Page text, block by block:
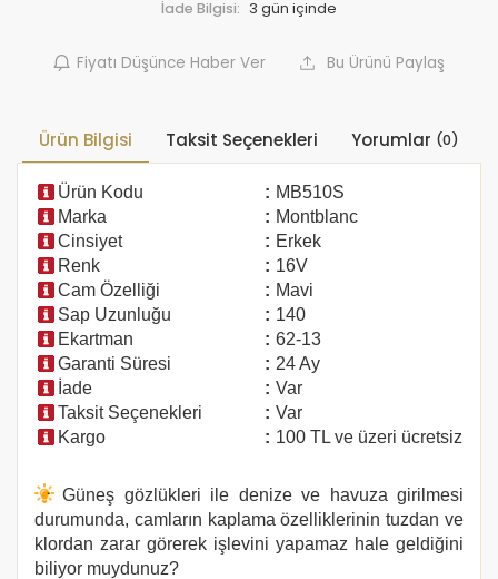
İade Bilgisi:
Fiyatı Düşünce Haber Ver Bu Ürünü Paylaş
Ürün Bilgisi Taksit Seçenekleri Yorumlar (0)
Ürün Kodu : MB510S
Marka
: Montblanc
Cinsiyet
: Erkek
Renk
: 16V
Cam Özelliği
: Mavi
Sap Uzunluğu
: 140
Ekartman
: 62-13
Garanti Süresi
: 24 Ay
İade
: Var
Taksit Seçenekleri
: Var
Kargo
: 100 TL ve üzeri ücretsiz
Güneş gözlükleri ile denize ve havuza girilmesi
durumunda, camların kaplama özelliklerinin tuzdan ve
klordan zarar görerek işlevini yapamaz hale geldiğini
biliyor muydunuz?